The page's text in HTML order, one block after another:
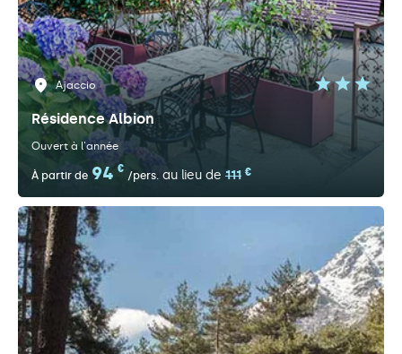
Ajaccio
Résidence Albion
Ouvert à l'année
À partir de 94 €
/pers. au lieu de 111 €